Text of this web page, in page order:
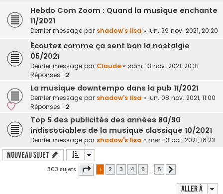
Hebdo Com Zoom : Quand la musique enchante
11/2021
Dernier message par shadow's lisa « lun. 29 nov. 2021, 20:20
Écoutez comme ça sent bon la nostalgie
05/2021
Dernier message par Claude « sam. 13 nov. 2021, 20:31
Réponses : 2
La musique downtempo dans la pub 11/2021
Dernier message par shadow's lisa « lun. 08 nov. 2021, 11:00
Réponses : 2
Top 5 des publicités des années 80/90
indissociables de la musique classique 10/2021
Dernier message par shadow's lisa « mer. 13 oct. 2021, 18:23
Nouveau sujet
303 sujets Page 1sur8
1 2 3 4 5 … 8
Aller à